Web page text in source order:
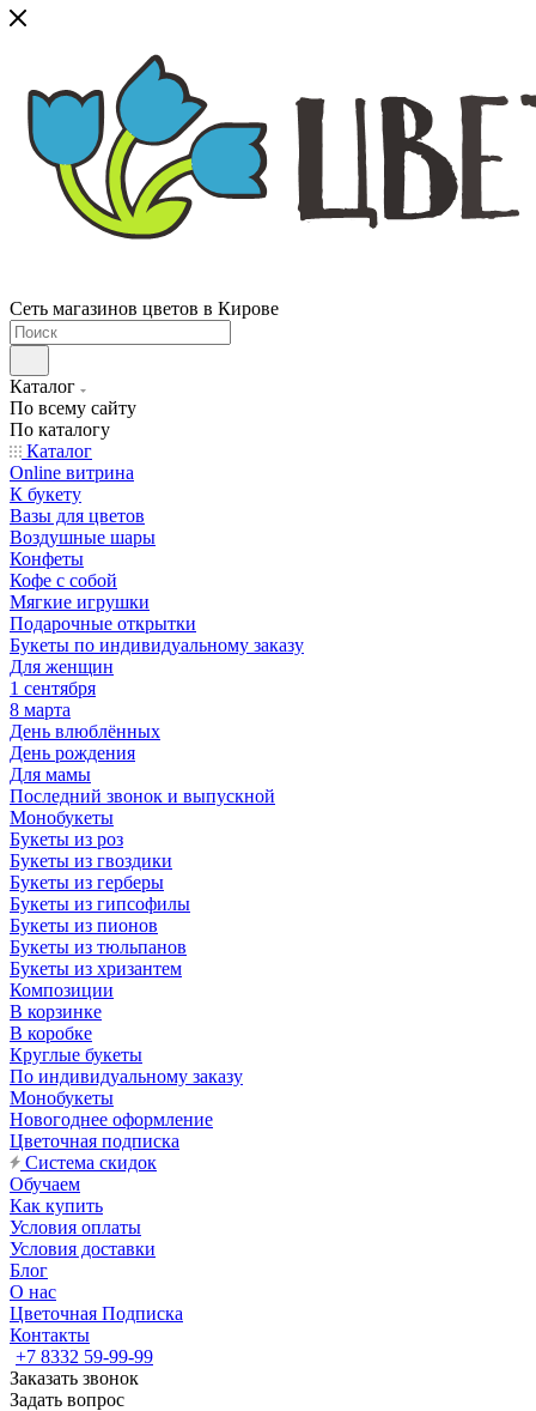
Сеть магазинов цветов в Кирове
Каталог
По всему сайту
По каталогу
Каталог
Online витрина
К букету
Вазы для цветов
Воздушные шары
Конфеты
Кофе с собой
Мягкие игрушки
Подарочные открытки
Букеты по индивидуальному заказу
Для женщин
1 сентября
8 марта
День влюблённых
День рождения
Для мамы
Последний звонок и выпускной
Монобукеты
Букеты из роз
Букеты из гвоздики
Букеты из герберы
Букеты из гипсофилы
Букеты из пионов
Букеты из тюльпанов
Букеты из хризантем
Композиции
В корзинке
В коробке
Круглые букеты
По индивидуальному заказу
Монобукеты
Новогоднее оформление
Цветочная подписка
Система скидок
Обучаем
Как купить
Условия оплаты
Условия доставки
Блог
О нас
Цветочная Подписка
Контакты
+7 8332 59-99-99
Заказать звонок
Задать вопрос